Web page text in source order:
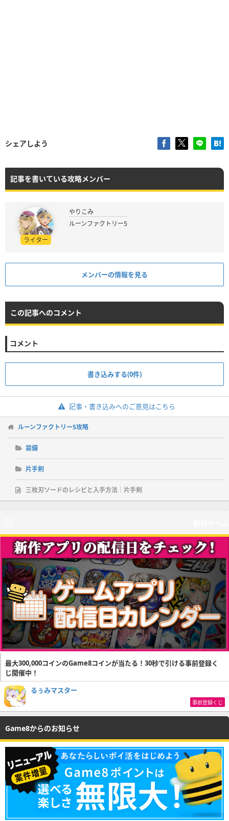
シェアしよう
記事を書いている攻略メンバー
ライター
やりこみ
ルーンファクトリー5
メンバーの情報を見る
この記事へのコメント
コメント
書き込みする(0件)
記事・書き込みへのご意見はこちら
ルーンファクトリー5攻略
装備
片手剣
三枚刃ソードのレシピと入手方法｜片手剣
最大300,000コインのGame8コインが当たる！30秒で引ける事前登録く
じ開催中！
るぅみマスター
事前登録くじ
Game8からのお知らせ